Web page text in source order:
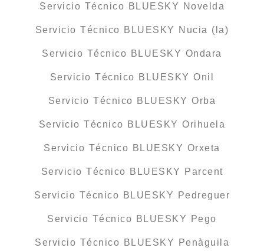
Servicio Técnico BLUESKY Novelda
Servicio Técnico BLUESKY Nucia (la)
Servicio Técnico BLUESKY Ondara
Servicio Técnico BLUESKY Onil
Servicio Técnico BLUESKY Orba
Servicio Técnico BLUESKY Orihuela
Servicio Técnico BLUESKY Orxeta
Servicio Técnico BLUESKY Parcent
Servicio Técnico BLUESKY Pedreguer
Servicio Técnico BLUESKY Pego
Servicio Técnico BLUESKY Penàguila